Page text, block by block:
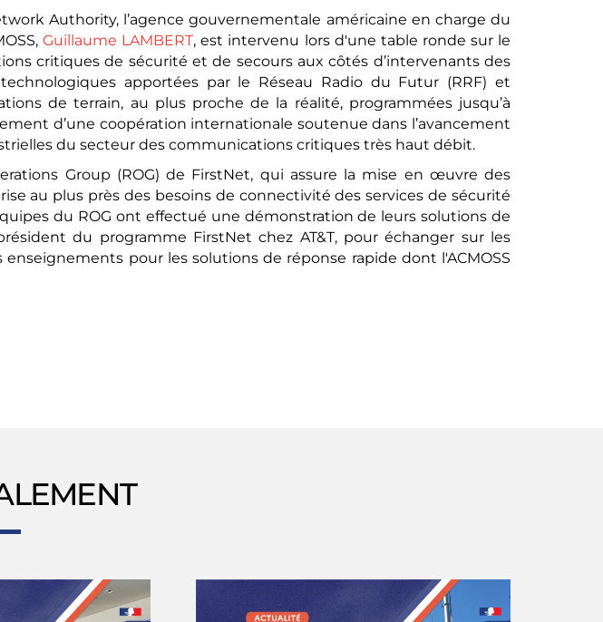
Authority, l’agence gouvernementale américaine en charge du
Guillaume LAMBERT, est intervenu lors d'une table ronde sur le
critiques de sécurité et de secours aux côtés d’intervenants des
apportées par le Réseau Radio du Futur (RRF) et
de terrain, au plus proche de la réalité, programmées jusqu’à
d’une coopération internationale soutenue dans l’avancement
du secteur des communications critiques très haut débit.
Group (ROG) de FirstNet, qui assure la mise en œuvre des
au plus près des besoins de connectivité des services de sécurité
du ROG ont effectué une démonstration de leurs solutions de
du programme FirstNet chez AT&T, pour échanger sur les
pour les solutions de réponse rapide dont l'ACMOSS